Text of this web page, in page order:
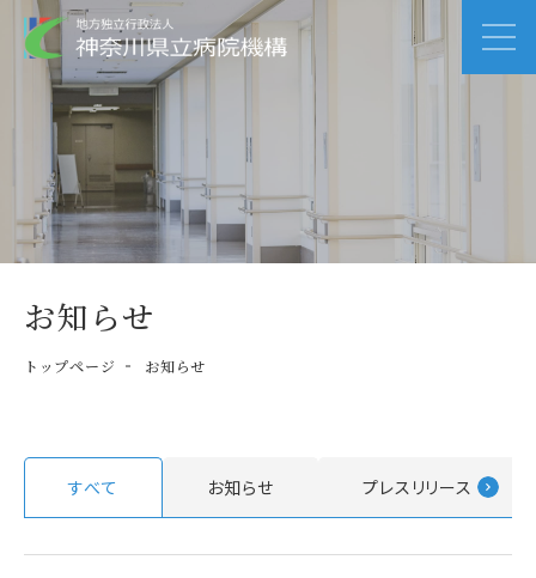
お知らせ
トップページ お知らせ
すべて お知らせ プレスリリース